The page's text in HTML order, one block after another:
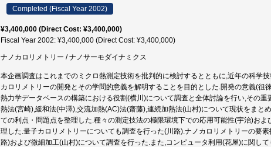
Completed (Fiscal Year 2002)
¥3,400,000 (Direct Cost: ¥3,400,000)
Fiscal Year 2002: ¥3,400,000 (Direct Cost: ¥3,400,000)
ナノカロリメトリー / ナノサーモダイナミクス
本企画調査はこれまでのミクロ熱測定技術を批判的に検討するとともに,近年の科学
カロリメトリーの開発とその学問的意義を解明することを目的とした.開発の意義(徂
熱力学データベースの構築における役割(横川)について調査と全体討論を行い,その
熱法(宮崎),緩和法(中澤),交流加熱(AC)法(齋藤),連続加熱法(山村)について現状をまと
ての利点・問題点を整理した.種々の測定技法の極限環境下での応用可能性(宇治)お
理した.量子カロリメトリーについても調査を行った(川路).ナノカロリメトリーの要
路)および微細加工(山村)について調査を行った.また,コンピュータ利用(花屋)に関し